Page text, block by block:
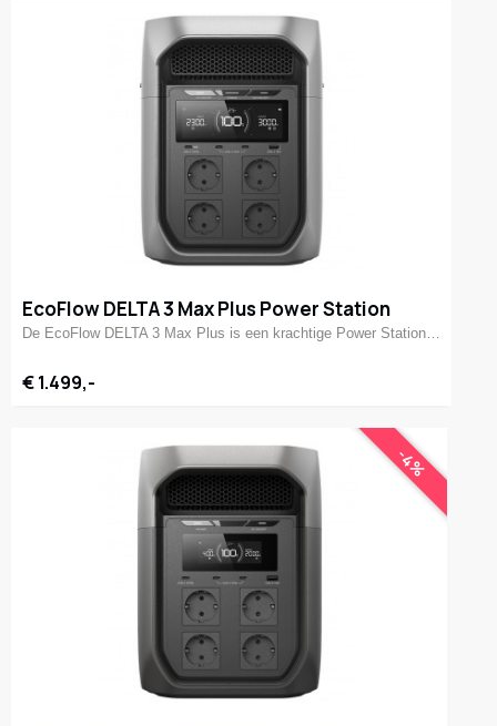
EcoFlow DELTA 3 Max Plus Power Station
De EcoFlow DELTA 3 Max Plus is een krachtige Power Station…
€ 1.499,-
-4%